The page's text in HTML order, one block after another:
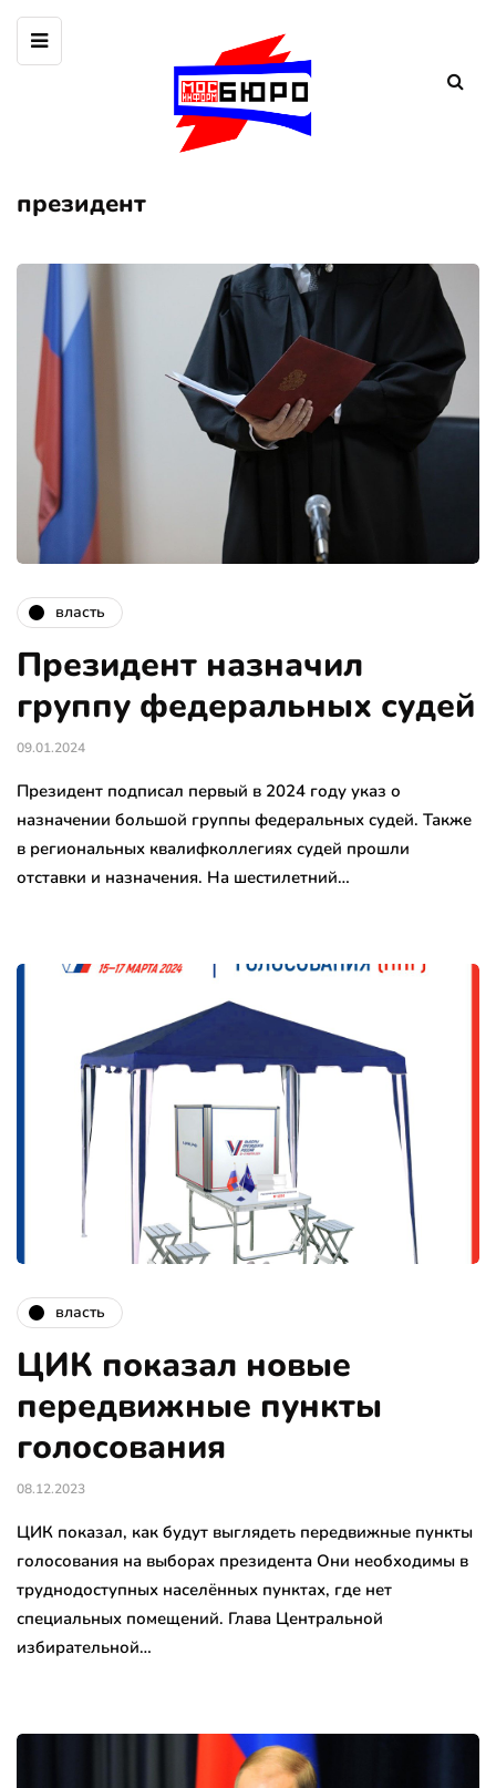
президент
власть
Президент назначил
группу федеральных судей
09.01.2024
Президент подписал первый в 2024 году указ о
назначении большой группы федеральных судей. Также
в региональных квалифколлегиях судей прошли
отставки и назначения. На шестилетний…
власть
ЦИК показал новые
передвижные пункты
голосования
08.12.2023
ЦИК показал, как будут выглядеть передвижные пункты
голосования на выборах президента Они необходимы в
труднодоступных населённых пунктах, где нет
специальных помещений. Глава Центральной
избирательной…